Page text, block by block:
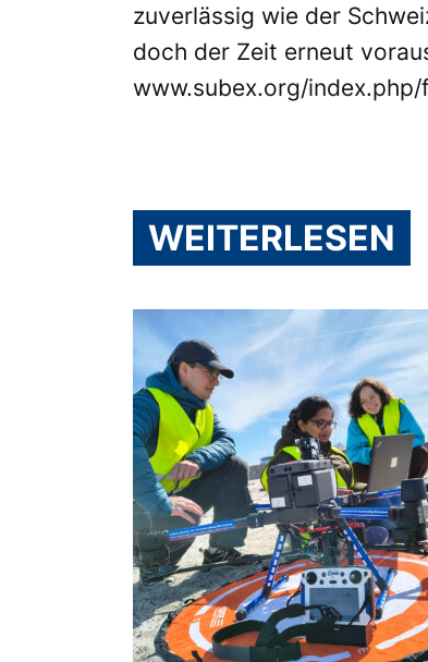
zuverlässig wie der
doch der Zeit erneut
www.subex.org/
WEITERLESEN